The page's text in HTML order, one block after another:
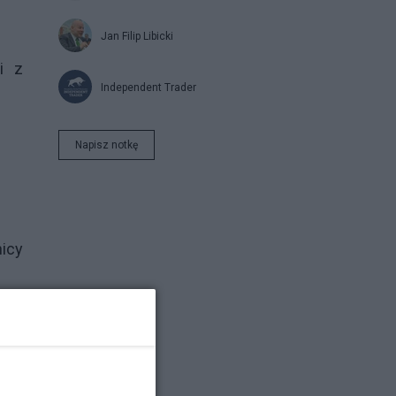
z
Jan Filip Libicki
Independent Trader
Napisz notkę